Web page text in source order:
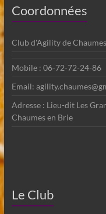
Coordonnées
Club d'Agility de
Mobile : 06-72-72-24-86
Email:
Adresse : Lieu-dit Les
Chaumes en Brie
Le Club